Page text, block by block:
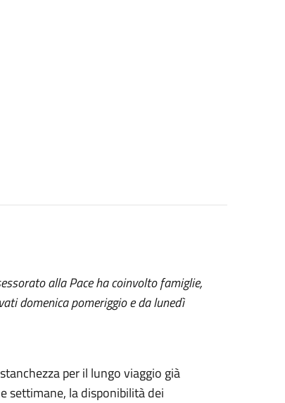
alla Pace ha coinvolto famiglie,
domenica pomeriggio e da lunedì
per il lungo viaggio già
settimane, la disponibilità dei